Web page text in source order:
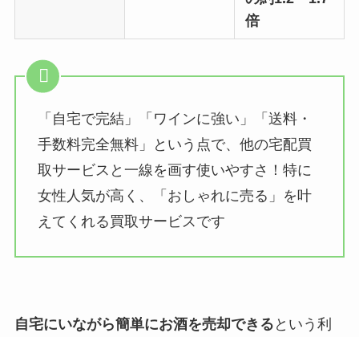
倍
「自宅で完結」「ワインに強い」「送料・
手数料完全無料」という点で、他の宅配買
取サービスと一線を画す使いやすさ！特に
女性人気が高く、「おしゃれに売る」を叶
えてくれる買取サービスです
自宅にいながら簡単にお酒を売却できる という利